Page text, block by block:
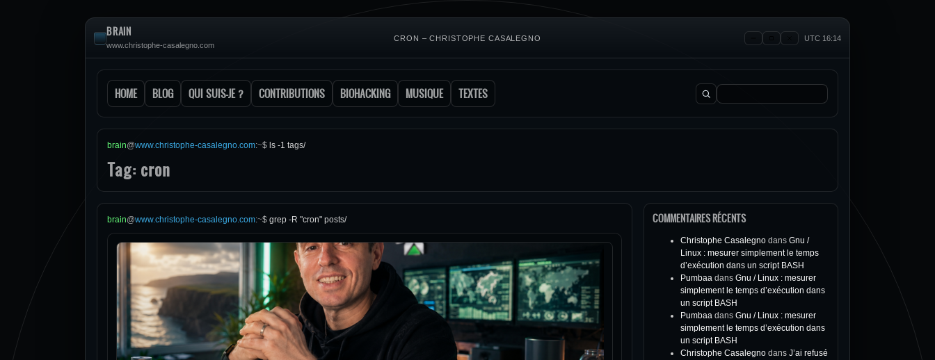
BRAIN
www.christophe-casalegno.com
CRON – CHRISTOPHE CASALEGNO UTC 16:14
HOME BLOG QUI SUIS-JE ? CONTRIBUTIONS BIOHACKING MUSIQUE TEXTES Rechercher :
brain@www.christophe-casalegno.com:~$ ls -1 tags/
Tag: cron
brain@www.christophe-casalegno.com:~$ grep -R "cron" posts/ COMMENTAIRES RÉCENTS
Christophe Casalegno dans Gnu /
Linux : mesurer simplement le temps
d’exécution dans un script BASH
Pumbaa dans Gnu / Linux : mesurer
simplement le temps d’exécution dans
un script BASH
Pumbaa dans Gnu / Linux : mesurer
simplement le temps d’exécution dans
un script BASH
Christophe Casalegno dans J’ai refusé